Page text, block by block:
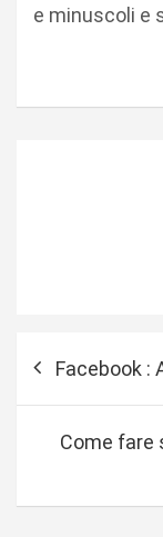
e minuscoli e
Facebook :
Come fare